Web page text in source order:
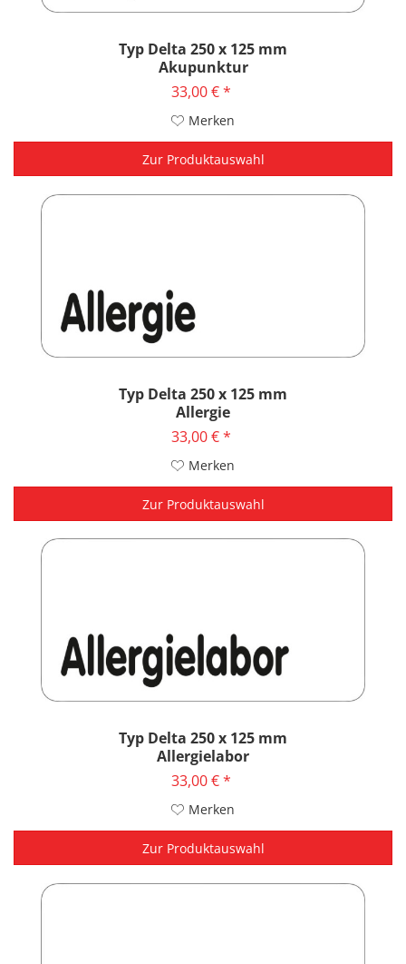
Typ Delta 250 x 125 mm
Akupunktur
33,00 € *
Merken
Zur Produktauswahl
Typ Delta 250 x 125 mm
Allergie
33,00 € *
Merken
Zur Produktauswahl
Typ Delta 250 x 125 mm
Allergielabor
33,00 € *
Merken
Zur Produktauswahl